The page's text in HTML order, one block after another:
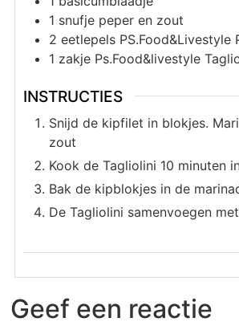
1 snufje peper en zout
2 eetlepels PS.Food&Livestyle
1 zakje Ps.Food&livestyle
INSTRUCTIES
Snijd de kipfilet in blokjes.
zout
Kook de Tagliolini 10 minuten
Bak de kipblokjes in de
De Tagliolini samenvoegen
Geef een reactie